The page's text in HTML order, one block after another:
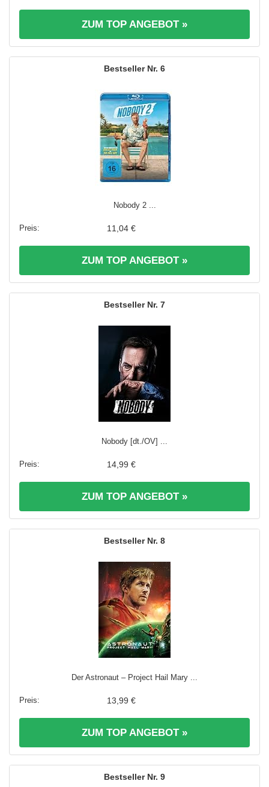
ZUM TOP ANGEBOT »
6
Nobody 2 ...
11,04 €
ZUM TOP ANGEBOT »
7
Nobody [dt./OV] ...
14,99 €
ZUM TOP ANGEBOT »
8
Der Astronaut – Project Hail Mary ...
13,99 €
ZUM TOP ANGEBOT »
9